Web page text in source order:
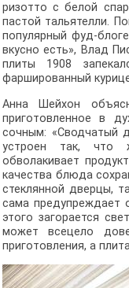
ризотто с белой
пастой тальятелли.
популярный фуд-
вкусно есть», Влад
плиты 1908
фаршированный
Анна Шейхон
приготовленное в
сочным: «Сводчатый
устроен так, что
обволакивает
качества блюда
стеклянной дверцы,
сама предупреждает
этого загорается
может всецело
приготовления, а